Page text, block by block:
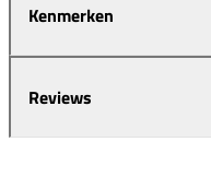
Kenmerken
Reviews